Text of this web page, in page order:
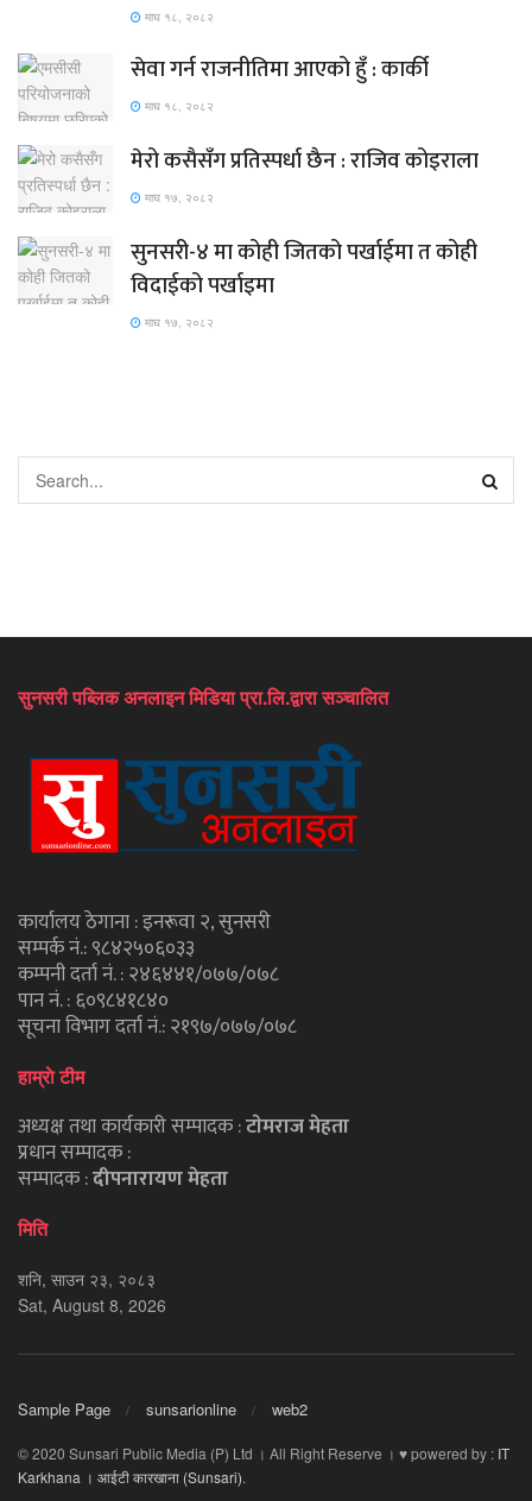
माघ १८, २०८२
सेवा गर्न राजनीतिमा आएको हुँ : कार्की
माघ १८, २०८२
मेरो कसैसँग प्रतिस्पर्धा छैन : राजिव कोइराला
माघ १७, २०८२
सुनसरी-४ मा कोही जितको पर्खाईमा त कोही
विदाईको पर्खाइमा
माघ १७, २०८२
सुनसरी पब्लिक अनलाइन मिडिया प्रा.लि.द्वारा सञ्चालित
कार्यालय ठेगाना : इनरूवा २, सुनसरी
सम्पर्क नं.: ९८४२५०६०३३
कम्पनी दर्ता नं. : २४६४४१/०७७/०७८
पान नं. : ६०९८४१८४०
सूचना विभाग दर्ता नं.: २१९७/०७७/०७८
हाम्राे टीम
अध्यक्ष तथा कार्यकारी सम्पादक :टाेमराज मेहता
प्रधान सम्पादक :
सम्पादक :दीपनारायण मेहता
मिति
शनि, साउन २३, २०८३
Sat, August 8, 2026
Sample Page sunsarionline web2
© 2020 Sunsari Public Media (P) Ltd । All Right Reserve । ♥ powered by : IT
Karkhana । आईटी कारखाना (Sunsari).